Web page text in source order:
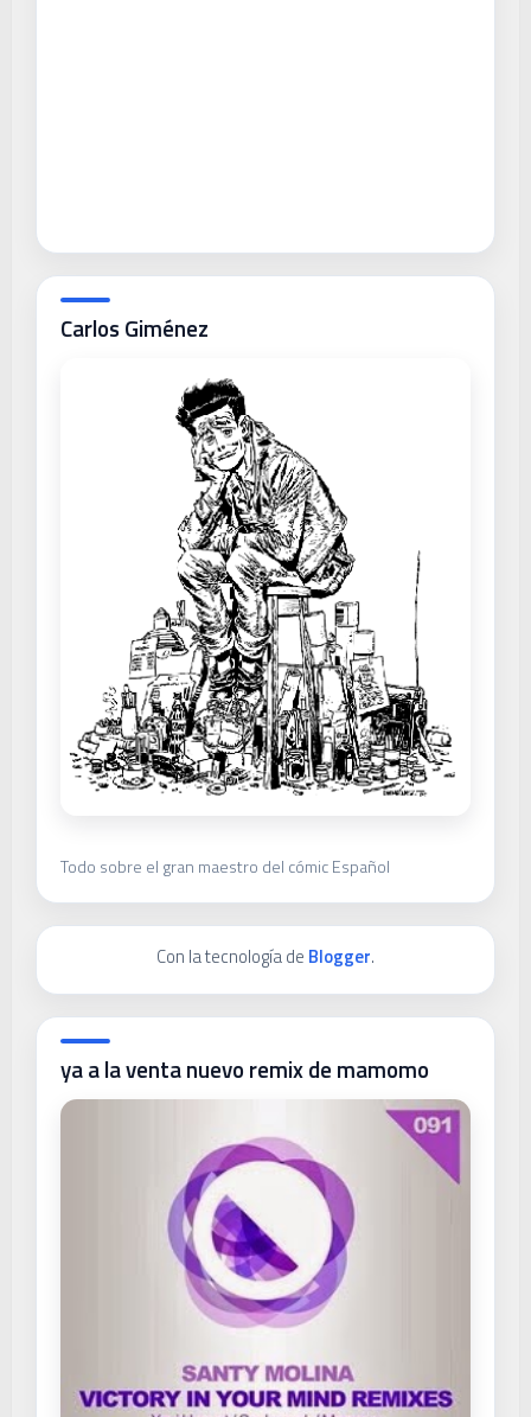
Carlos Giménez
Todo sobre el gran maestro del cómic Español
Con la tecnología de Blogger.
ya a la venta nuevo remix de mamomo